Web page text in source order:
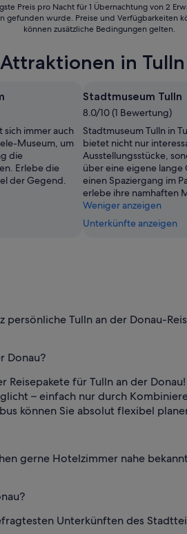
Preis pro Nacht für 1 Übernachtung von 2
gefunden wurde. Preise und Verfügbarkeiten
können zusätzliche Bedingungen gelten.
in
sich immer auch
Museum, um
die
Erlebe die
der Gegend.
Stadtmuseum Tulln
8.0/10 (1 Bewertung)
Stadtmuseum Tulln in
bietet nicht nur
Ausstellungsstücke,
über eine eigene lange
einen Spaziergang im
erlebe ihre namhaften
Weniger anzeigen
Unterkünfte anzeigen
Tulln an der Donau-
Donau?
Reisepakete für Tulln an der
– einfach nur durch
können Sie absolut flexibel
gerne Hotelzimmer nahe
Unterkünften des